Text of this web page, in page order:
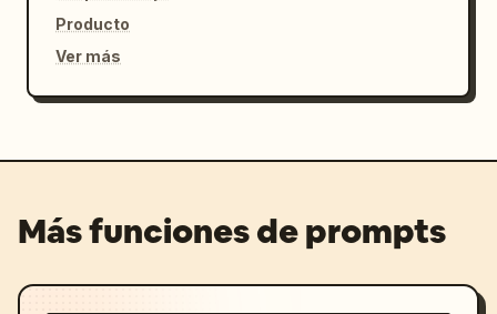
Producto
Ver más
Más funciones de prompts